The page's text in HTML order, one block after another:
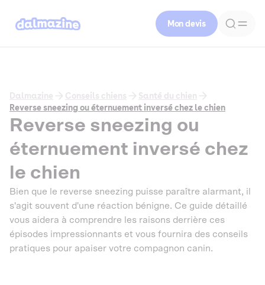
Mon devis
Dalmazine Conseils chiens
Santé du chien
Reverse sneezing ou éternuement inversé chez le chien
Reverse sneezing ou
éternuement inversé chez
le chien
Bien que le reverse sneezing puisse paraître alarmant, il
s'agit souvent d'une réaction bénigne. Ce guide détaillé
vous aidera à comprendre les raisons derrière ces
épisodes impressionnants et vous fournira des conseils
pratiques pour apaiser votre compagnon canin.